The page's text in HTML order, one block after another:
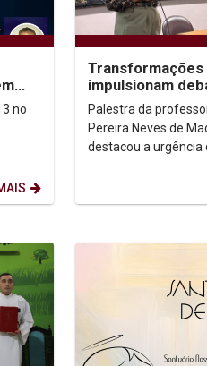
no
impulsionam
novos modelos
do ensino
Palestra da
Pereira Neves de
destacou a urgência